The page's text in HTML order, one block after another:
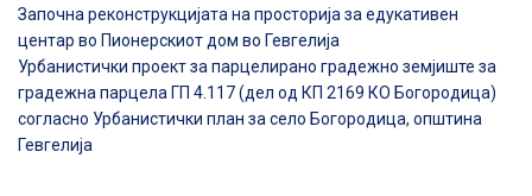
Започна реконструкцијата на просторија за едукативен
центар во Пионерскиот дом во Гевгелија
Урбанистички проект за парцелирано градежно земјиште за
градежна парцела ГП 4.117 (дел од КП 2169 КО Богородица)
согласно Урбанистички план за село Богородица, општина
Гевгелија